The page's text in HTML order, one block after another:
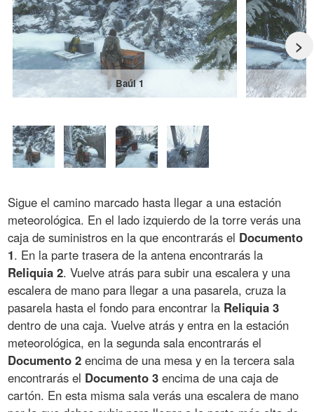
>
Baúl 1
Sigue el camino marcado hasta llegar a una estación
meteorológica. En el lado izquierdo de la torre verás una
caja de suministros en la que encontrarás el Documento
1. En la parte trasera de la antena encontrarás la
Reliquia 2. Vuelve atrás para subir una escalera y una
escalera de mano para llegar a una pasarela, cruza la
pasarela hasta el fondo para encontrar la Reliquia 3
dentro de una caja. Vuelve atrás y entra en la estación
meteorológica, en la segunda sala encontrarás el
Documento 2 encima de una mesa y en la tercera sala
encontrarás el Documento 3 encima de una caja de
cartón. En esta misma sala verás una escalera de mano